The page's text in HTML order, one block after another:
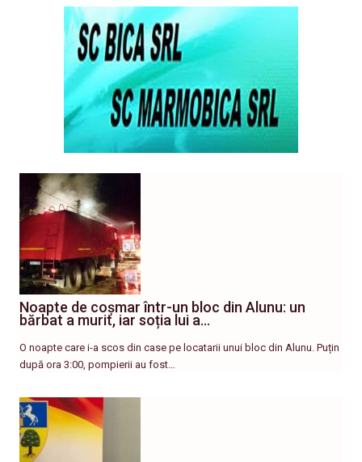
Noapte de coșmar într-un bloc din Alunu: un
bărbat a murit, iar soția lui a…
O noapte care i-a scos din case pe locatarii unui bloc din Alunu. Puțin
după ora 3:00, pompierii au fost…